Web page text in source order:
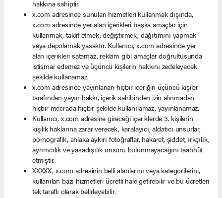
hakkına sahiptir.
x.com adresinde sunulan hizmetleri kullanmak dışında,
x.com adresinde yer alan içerikleri başka amaçlar için
kullanmak, taklit etmek, değiştirmek, dağıtımını yapmak
veya depolamak yasaktır. Kullanıcı, x.com adresinde yer
alan içerikleri satamaz, reklam gibi amaçlar doğrultusunda
istismar edemez ve üçüncü kişilerin hakkını zedeleyecek
şekilde kullanamaz.
x.com adresinde yayınlanan hiçbir içeriğin üçüncü kişiler
tarafından yayın hakkı, içerik sahibinden izin alınmadan
hiçbir mecrada hiçbir şekilde kullanılamaz, yayınlanamaz.
Kullanıcı, x.com adresine gireceği içeriklerde 3. kişilerin
kişilik haklarına zarar verecek, karalayıcı, aldatıcı unsurlar,
pornografik, ahlaka aykırı fotoğraflar, hakaret, şiddet, ırkçılık,
ayrımcılık ve yasadışılık unsuru bulunmayacağını taahhüt
etmiştir.
XXXXX, x.com adresinin belli alanlarını veya kategorilerini,
kullanılan bazı hizmetleri ücretli hale getirebilir ve bu ücretleri
tek taraflı olarak belirleyebilir.